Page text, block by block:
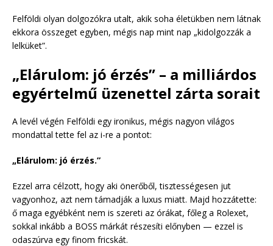
Felföldi olyan dolgozókra utalt, akik soha életükben nem látnak
ekkora összeget egyben, mégis nap mint nap „kidolgozzák a
lelküket”.
„Elárulom: jó érzés” – a milliárdos
egyértelmű üzenettel zárta sorait
A levél végén Felföldi egy ironikus, mégis nagyon világos
mondattal tette fel az i-re a pontot:
„Elárulom: jó érzés.”
Ezzel arra célzott, hogy aki önerőből, tisztességesen jut
vagyonhoz, azt nem támadják a luxus miatt. Majd hozzátette:
ő maga egyébként nem is szereti az órákat, főleg a Rolexet,
sokkal inkább a BOSS márkát részesíti előnyben — ezzel is
odaszúrva egy finom fricskát.